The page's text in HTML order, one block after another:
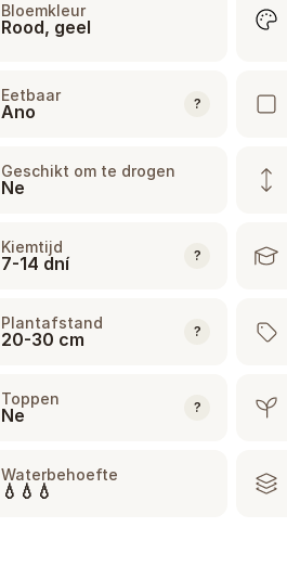
Bloemkleur
Rood, geel
Eetbaar
Ano ?
Geschikt om te drogen
Ne
Kiemtijd
7-14 dní ?
Plantafstand
20-30 cm ?
Toppen
Ne ?
Waterbehoefte
💧💧💧